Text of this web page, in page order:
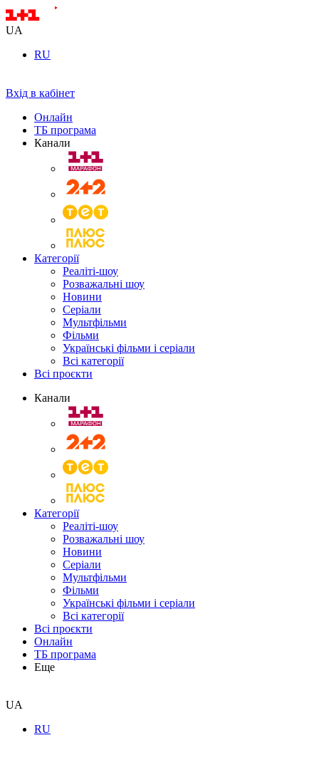
UA
RU
Вхід в кабінет
Онлайн
ТБ програма
Канали
Категорії
Реаліті-шоу
Розважальні шоу
Новини
Серіали
Мультфільми
Фільми
Українські фільми і серіали
Всі категорії
Всі проєкти
Канали
Категорії
Реаліті-шоу
Розважальні шоу
Новини
Серіали
Мультфільми
Фільми
Українські фільми і серіали
Всі категорії
Всі проєкти
Онлайн
ТБ програма
Еще
UA
RU